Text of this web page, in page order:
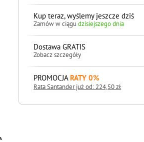
Kup teraz, wyślemy jeszcze dziś
Zamów w ciągudzisiejszego dnia
Dostawa GRATIS
Zobacz szczegóły
PROMOCJA RATY 0%
Rata Santander już od: 224,50 zł